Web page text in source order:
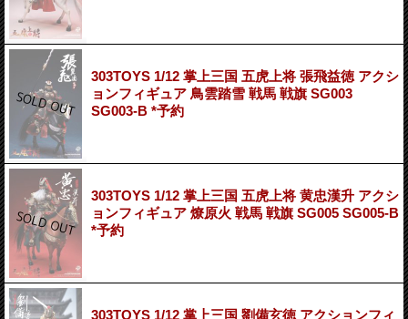
303TOYS 1/12 掌上三国 五虎上将 張飛益徳 アクシ
ョンフィギュア 鳥雲踏雪 戦馬 戦旗 SG003
SG003-B *予約
303TOYS 1/12 掌上三国 五虎上将 黄忠漢升 アクシ
ョンフィギュア 燎原火 戦馬 戦旗 SG005 SG005-B
*予約
303TOYS 1/12 掌上三国 劉備玄徳 アクションフィ